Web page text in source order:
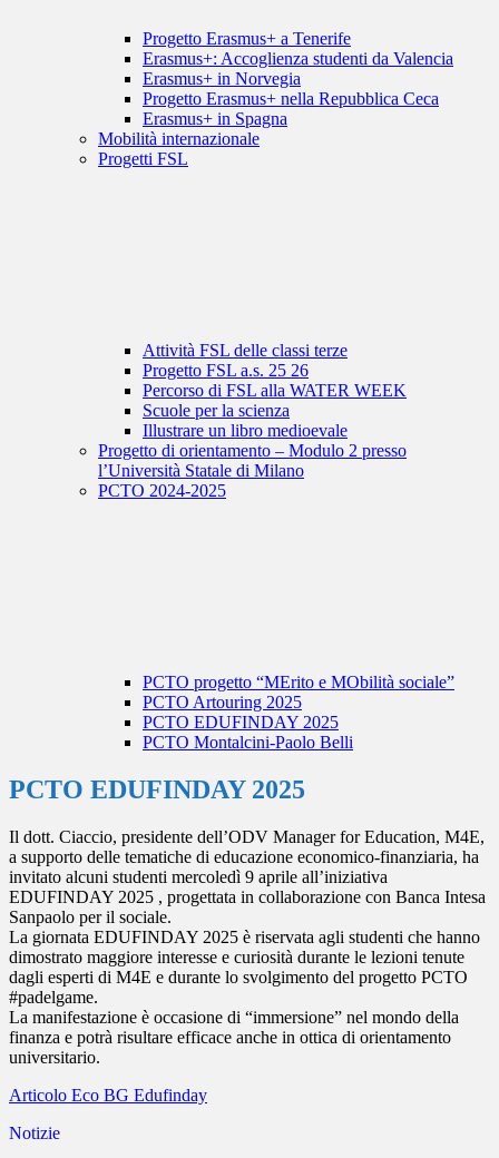
Progetto Erasmus+ a Tenerife
Erasmus+: Accoglienza studenti da Valencia
Erasmus+ in Norvegia
Progetto Erasmus+ nella Repubblica Ceca
Erasmus+ in Spagna
Mobilità internazionale
Progetti FSL
Attività FSL delle classi terze
Progetto FSL a.s. 25 26
Percorso di FSL alla WATER WEEK
Scuole per la scienza
Illustrare un libro medioevale
Progetto di orientamento – Modulo 2 presso
l’Università Statale di Milano
PCTO 2024-2025
PCTO progetto “MErito e MObilità sociale”
PCTO Artouring 2025
PCTO EDUFINDAY 2025
PCTO Montalcini-Paolo Belli
PCTO EDUFINDAY 2025
Il dott. Ciaccio, presidente dell’ODV Manager for Education, M4E,
a supporto delle tematiche di educazione economico-finanziaria, ha
invitato alcuni studenti mercoledì 9 aprile all’iniziativa
EDUFINDAY 2025 , progettata in collaborazione con Banca Intesa
Sanpaolo per il sociale.
La giornata EDUFINDAY 2025 è riservata agli studenti che hanno
dimostrato maggiore interesse e curiosità durante le lezioni tenute
dagli esperti di M4E e durante lo svolgimento del progetto PCTO
#padelgame.
La manifestazione è occasione di “immersione” nel mondo della
finanza e potrà risultare efficace anche in ottica di orientamento
universitario.
Articolo Eco BG Edufinday
Notizie